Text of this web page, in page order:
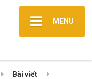
MENU
Bài viết